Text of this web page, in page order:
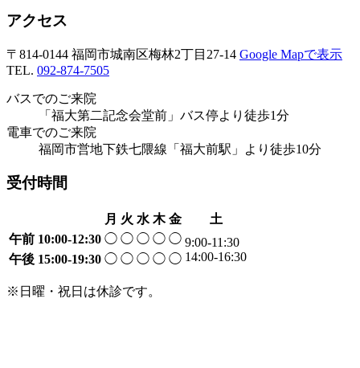
アクセス
〒814-0144 福岡市城南区梅林2丁目27-14 Google Mapで表示
TEL. 092-874-7505
バスでのご来院
「福大第二記念会堂前」バス停より徒歩1分
電車でのご来院
福岡市営地下鉄七隈線「福大前駅」より徒歩10分
受付時間
月 火 水 木 金
土
午前 10:00-12:30 ◯ ◯ ◯ ◯ ◯ 9:00-11:30
14:00-16:30
午後 15:00-19:30 ◯ ◯ ◯ ◯ ◯
※日曜・祝日は休診です。